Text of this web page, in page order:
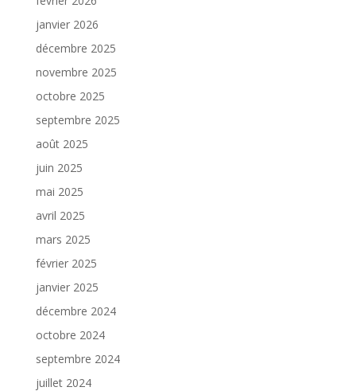
janvier 2026
décembre 2025
novembre 2025
octobre 2025
septembre 2025
août 2025
juin 2025
mai 2025
avril 2025
mars 2025
février 2025
janvier 2025
décembre 2024
octobre 2024
septembre 2024
juillet 2024